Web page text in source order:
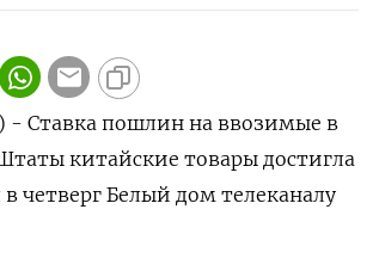
- Ставка пошлин на ввозимые в
китайские товары достигла
четверг Белый дом телеканалу